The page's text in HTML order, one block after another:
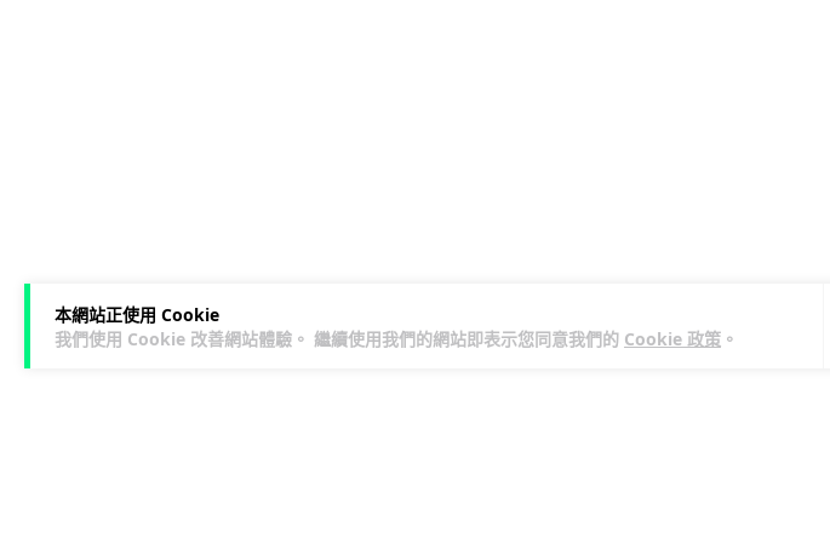
本網站正使用 Cookie
我們使用 Cookie 改善網站體驗。 繼續使用我們的網站即表示您同意我們的 Cookie 政策 。